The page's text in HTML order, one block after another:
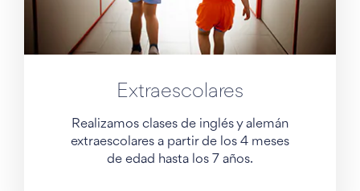
Extraescolares
Realizamos clases de inglés y alemán
extraescolares a partir de los 4 meses
de edad hasta los 7 años.